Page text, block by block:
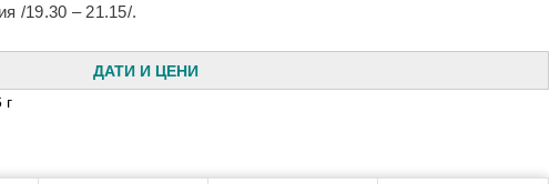
/19.30 – 21.15/.
ДАТИ И ЦЕНИ